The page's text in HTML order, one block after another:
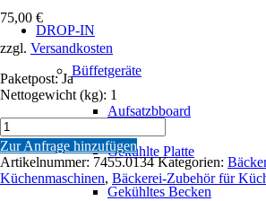
DROP-IN
Büffetgeräte
Aufsatzbboard
Gekühlte Platte
Gekühltes Becken
75,00 €
zzgl. Versandkosten
Paketpost: Ja
Nettogewicht (kg): 1
TEIGHAKEN
FÜR
7455.0110
Menge
Zur Anfrage hinzufügen
Artikelnummer: 7455.0134 Kategorien:
Küchenmaschinen, Bäckerei-Zubehör für